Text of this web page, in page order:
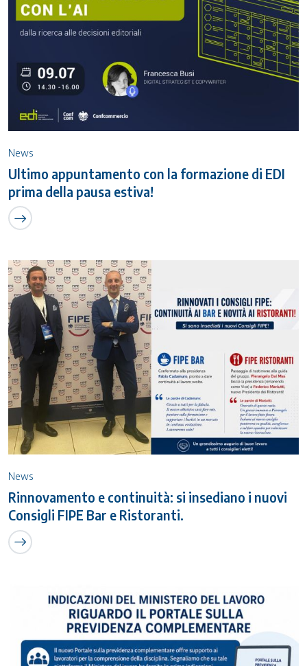
News
Ultimo appuntamento con la formazione di EDI
prima della pausa estiva!
News
Rinnovamento e continuità: si insediano i nuovi
Consigli FIPE Bar e Ristoranti.